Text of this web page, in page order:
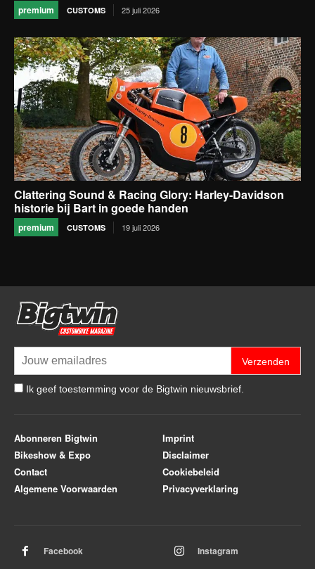
premium CUSTOMS 25 juli 2026
Clattering Sound & Racing Glory: Harley-Davidson
historie bij Bart in goede handen
premium CUSTOMS 19 juli 2026
Verzenden
Ik geef toestemming voor de Bigtwin nieuwsbrief.
Abonneren Bigtwin
Bikeshow & Expo
Contact
Algemene Voorwaarden
Imprint
Disclaimer
Cookiebeleid
Privacyverklaring
Facebook Instagram